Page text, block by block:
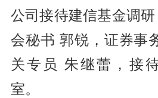
公司接待建信基金调
会秘书 郭锐，证券事
关专员 朱继蕾，接
室。